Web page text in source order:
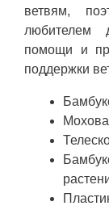
ветвям,
любителем
помощи и
поддержки